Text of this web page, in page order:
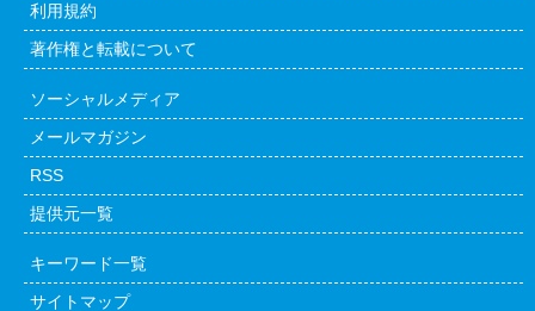
利用規約
著作権と転載について
ソーシャルメディア
メールマガジン
RSS
提供元一覧
キーワード一覧
サイトマップ